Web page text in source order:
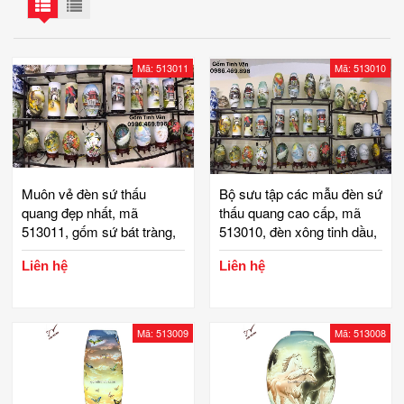
Mã: 513011
Muôn vẻ đèn sứ thấu
quang đẹp nhất, mã
513011, gốm sứ bát tràng,
tinh vân
Liên hệ
Mã: 513010
Bộ sưu tập các mẫu đèn sứ
thấu quang cao cấp, mã
513010, đèn xông tinh dầu,
đèn ngủ, gốm bát tràng, tinh
vân
Liên hệ
Mã: 513009 Mã: 513008